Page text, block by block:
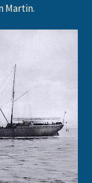
Martin.